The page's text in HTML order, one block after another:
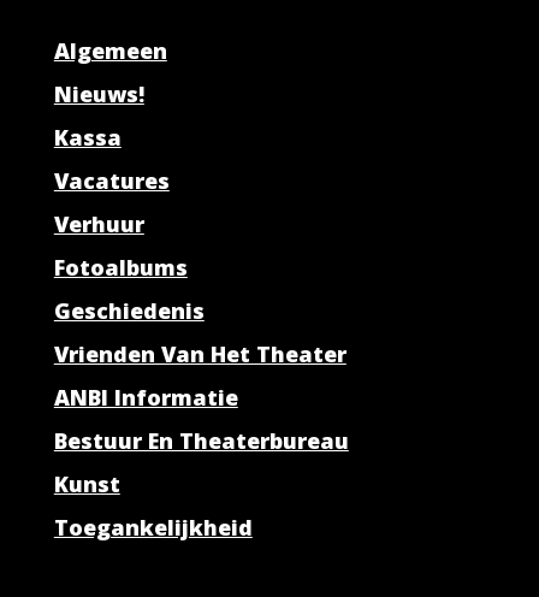
Algemeen
Nieuws!
Kassa
Vacatures
Verhuur
Fotoalbums
Geschiedenis
Vrienden Van Het Theater
ANBI Informatie
Bestuur En Theaterbureau
Kunst
Toegankelijkheid